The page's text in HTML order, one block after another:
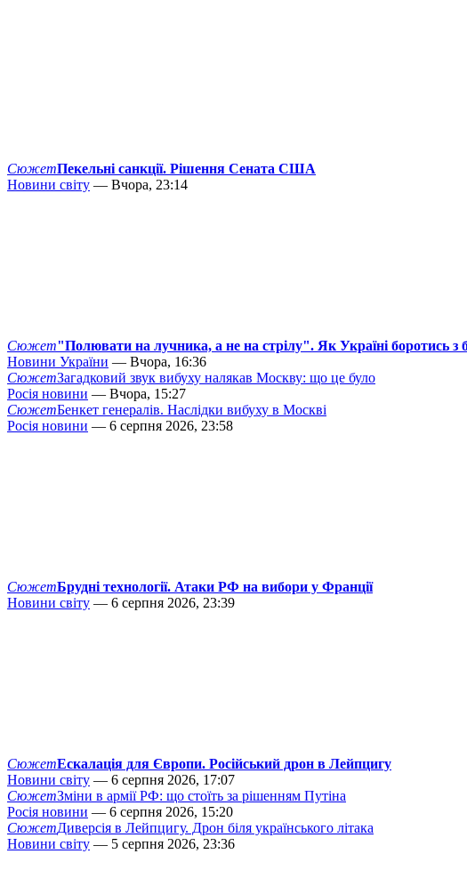
СюжетПекельні санкції. Рішення Сената США
Новини світу — Вчора, 23:14
Сюжет"Полювати на лучника, а не на стрілу". Як Україні боротись з
Новини України — Вчора, 16:36
СюжетЗагадковий звук вибуху налякав Москву: що це було
Росія новини — Вчора, 15:27
СюжетБенкет генералів. Наслідки вибуху в Москві
Росія новини — 6 серпня 2026, 23:58
СюжетБрудні технології. Атаки РФ на вибори у Франції
Новини світу — 6 серпня 2026, 23:39
СюжетЕскалація для Європи. Російський дрон в Лейпцигу
Новини світу — 6 серпня 2026, 17:07
СюжетЗміни в армії РФ: що стоїть за рішенням Путіна
Росія новини — 6 серпня 2026, 15:20
СюжетДиверсія в Лейпцигу. Дрон біля українського літака
Новини світу — 5 серпня 2026, 23:36